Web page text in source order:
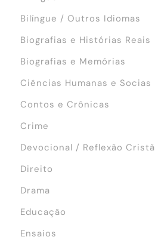
Bilíngue / Outros Idiomas
Biografias e Histórias Reais
Biografias e Memórias
Ciências Humanas e Socias
Contos e Crônicas
Crime
Devocional / Reflexão Cristã
Direito
Drama
Educação
Ensaios